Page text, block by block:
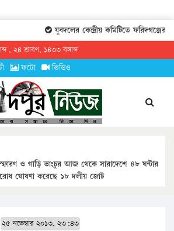
যুবদলের কেন্দ্রীয় কমিটিতে ফরিদগঞ্জের
, ২৪ শ্রাবণ, ১৪৩৩ বঙ্গাব্দ
ফটো ভিডিও
ও গাড়ি ভাংচুর আজ থেকে সারাদেশে ৪৮ ঘন্টার
ঘোষণা করেছে ১৮ দলীয় জোট
২৫ নভেম্বার ২০১৩, ২৩:৪৩